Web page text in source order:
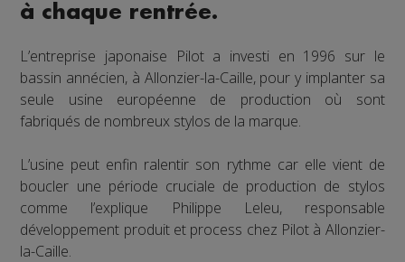
à chaque rentrée.
L’entreprise japonaise Pilot a investi en 1996 sur le
bassin annécien, à Allonzier-la-Caille, pour y implanter sa
seule usine européenne de production où sont
fabriqués de nombreux stylos de la marque.
L’usine peut enfin ralentir son rythme car elle vient de
boucler une période cruciale de production de stylos
comme l’explique Philippe Leleu, responsable
développement produit et process chez Pilot à Allonzier-
la-Caille.